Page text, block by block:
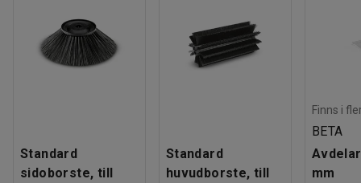
Standard
sidoborste, till
Standard
huvudborste, till
Finns i
BETA
mm